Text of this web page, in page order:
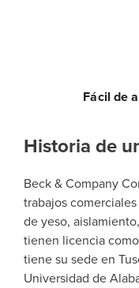
Fácil de
Historia de
Beck & Company
trabajos
de yeso,
tienen licencia
tiene su sede en
Universidad de